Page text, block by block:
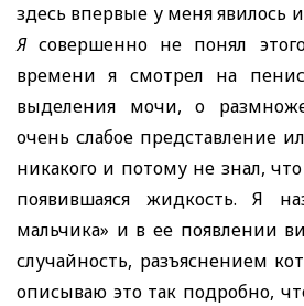
здесь впервые у меня явилось
Ясовершенно не понял
времени я смотрел на
выделения мочи, о
очень слабое представление
никакого и потому не знал,
появившаяся жидкость. Я
мальчика» и в ее появлении
случайность, разъяснением
описываю это так подробно,